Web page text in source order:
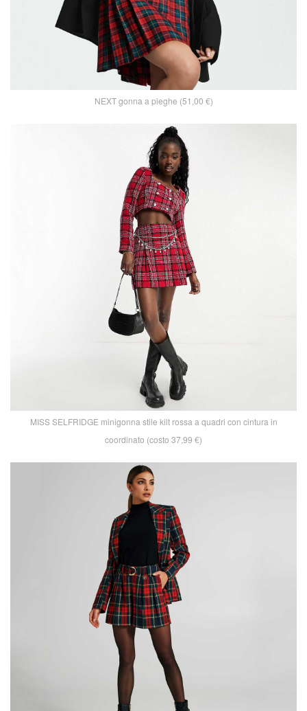
NEXT gonna a pieghe (51,00 €)
MISS SELFRIDGE minigonna stile kilt rossa a quadri con cintura in
coordinato (costo 37,99 €)